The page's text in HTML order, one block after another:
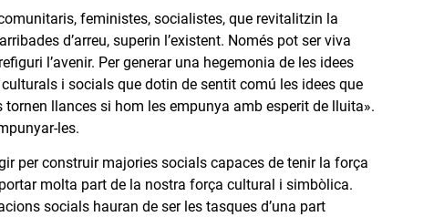
feministes, socialistes, que revitalitzin la
d’arreu, superin l’existent. Només pot ser viva
l’avenir. Per generar una hegemonia de les idees
i socials que dotin de sentit comú les idees que
llances si hom les empunya amb esperit de lluita».
les.
per construir majories socials capaces de tenir la força
molta part de la nostra força cultural i simbòlica.
socials hauran de ser les tasques d’una part